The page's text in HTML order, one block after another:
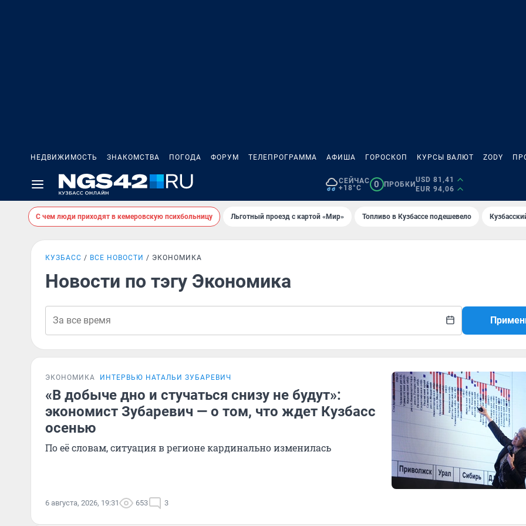
НЕДВИЖИМОСТЬ ЗНАКОМСТВА ПОГОДА ФОРУМ ТЕЛЕПРОГРАММА АФИША ГОРОСКОП КУРСЫ ВАЛЮТ ZODY
СЕЙЧАС
+18°C
0 ПРОБКИ
USD 81,41
EUR 94,06
С чем люди приходят в кемеровскую психбольницу Льготный проезд с картой «Мир» Топливо в Кузбассе подешевело
КУЗБАСС ВСЕ НОВОСТИ ЭКОНОМИКА
Новости по тэгу Экономика
ЭКОНОМИКА ИНТЕРВЬЮ НАТАЛЬИ ЗУБАРЕВИЧ
«В добыче дно и стучаться снизу не будут»:
экономист Зубаревич — о том, что ждет Кузбасс
осенью
По её словам, ситуация в регионе кардинально изменилась
6 августа, 2026, 19:31 653 3